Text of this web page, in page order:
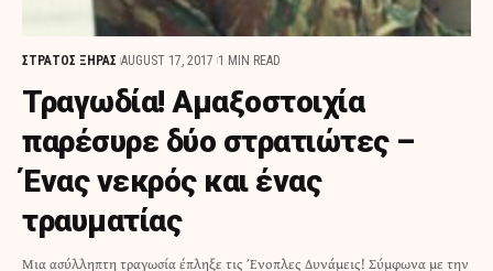
ΣΤΡΑΤΟΣ ΞΗΡΑΣ AUGUST 17, 2017 1 MIN READ
Τραγωδία! Αμαξοστοιχία
παρέσυρε δύο στρατιώτες –
Ένας νεκρός και ένας
τραυματίας
Μια ασύλληπτη τραγωσία έπληξε τις Ένοπλες Δυνάμεις! Σύμφωνα με την